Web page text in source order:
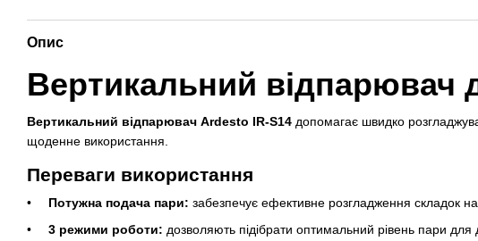
Опис
Вертикальний відпарювач
Вертикальний відпарювач Ardesto IR-S14 допомагає швидко
щоденне використання.
Переваги використання
Потужна подача пари: забезпечує ефективне розгладження складок на
3 режими роботи: дозволяють підібрати оптимальний рівень пари для